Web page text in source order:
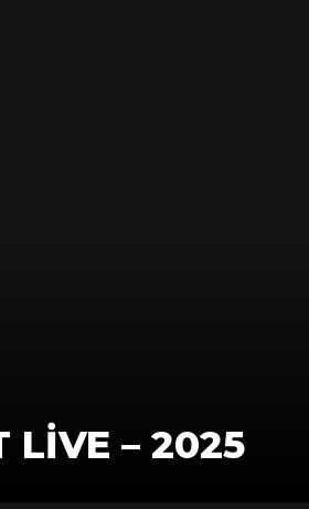
LIVE – 2025